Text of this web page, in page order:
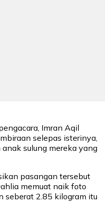
Imran Aqil
selepas isterinya,
sulung mereka yang
pasangan tersebut
memuat naik foto
seberat 2.85 kilogram itu